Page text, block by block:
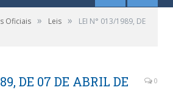
Oficiais » Leis »
LEI N° 013/1989, DE
DE 07 DE ABRIL DE
0